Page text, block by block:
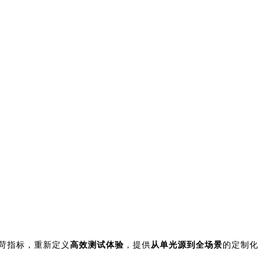
指标，重新定义 高效测试体验 ，提供从单光源到全场景的定制化